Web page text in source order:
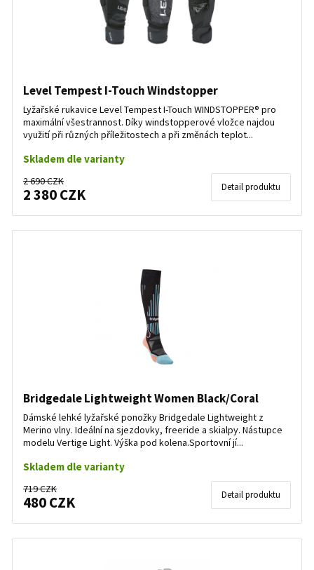
Level Tempest I-Touch Windstopper
Lyžařské rukavice Level Tempest I-Touch WINDSTOPPER® pro
maximální všestrannost. Díky windstopperové vložce najdou
využití při různých příležitostech a při změnách teplot...
Skladem dle varianty
2 690 CZK
2 380 CZK Detail produktu
Bridgedale Lightweight Women Black/Coral
Dámské lehké lyžařské ponožky Bridgedale Lightweight z
Merino vlny. Ideální na sjezdovky, freeride a skialpy. Nástupce
modelu Vertige Light. Výška pod kolena.Sportovní jí...
Skladem dle varianty
719 CZK
480 CZK Detail produktu